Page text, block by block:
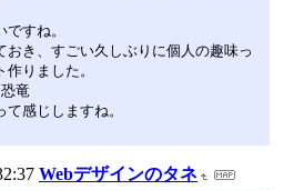
すね。
おき、すごい久しぶりに個人の趣味っ
りました。
竜
感じしますね。
Webデザインのタネ